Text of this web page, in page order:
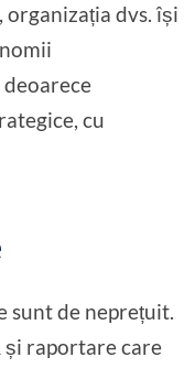
dvs. își
cu
sunt de neprețuit.
și raportare care